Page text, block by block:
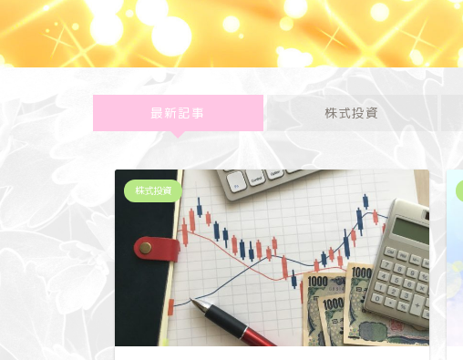
最新記事 株式投資
株式投資